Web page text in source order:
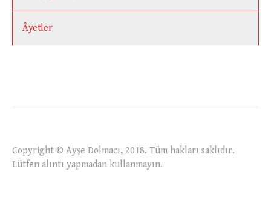
Âyetler
Copyright © Ayşe Dolmacı, 2018. Tüm hakları saklıdır.
Lütfen alıntı yapmadan kullanmayın.